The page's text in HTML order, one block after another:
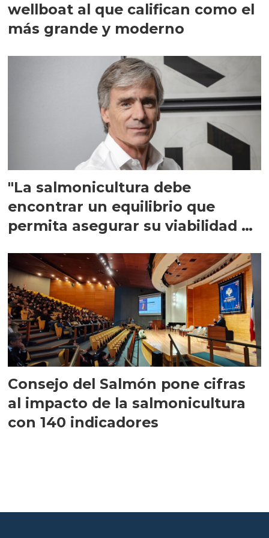
wellboat al que califican como el
más grande y moderno
"La salmonicultura debe
encontrar un equilibrio que
permita asegurar su viabilidad de
Consejo del Salmón pone cifras
al impacto de la salmonicultura
con 140 indicadores